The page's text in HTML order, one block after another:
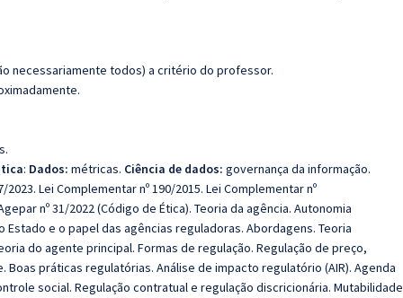
necessariamente todos) a critério do professor.
: Dados: métricas. Ciência de dados: governança da informação.
2023. Lei Complementar nº 190/2015. Lei Complementar nº
nº 31/2022 (Código de Ética). Teoria da agência. Autonomia
e o papel das agências reguladoras. Abordagens. Teoria
do agente principal. Formas de regulação. Regulação de preço,
práticas regulatórias. Análise de impacto regulatório (AIR). Agenda
social. Regulação contratual e regulação discricionária. Mutabilidade